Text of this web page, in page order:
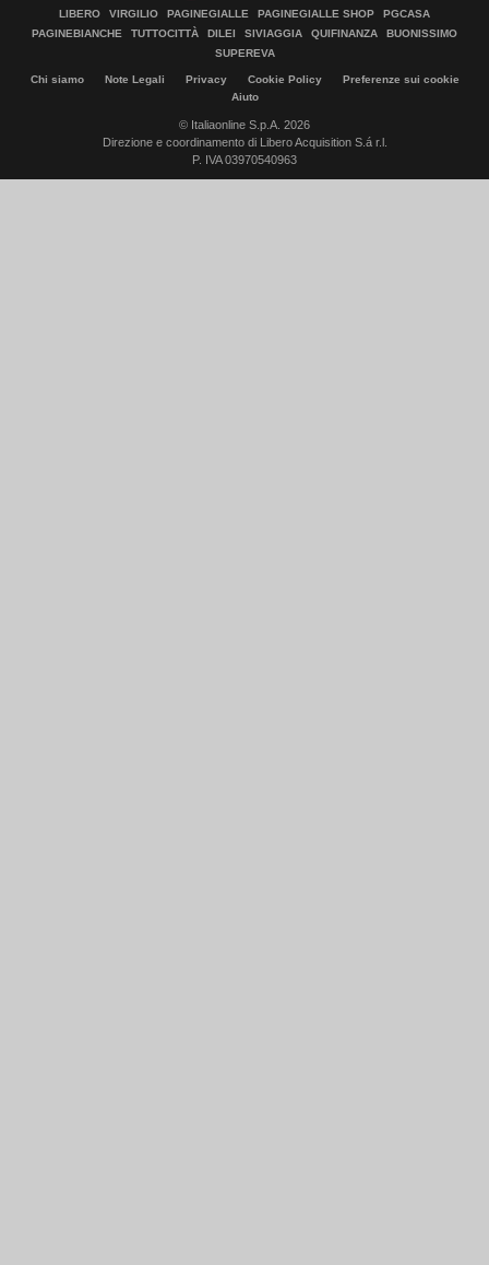
LIBERO VIRGILIO PAGINEGIALLE PAGINEGIALLE SHOP
PGCASA
PAGINEBIANCHE
TUTTOCITTÀ DILEI SIVIAGGIA QUIFINANZA
BUONISSIMO
SUPEREVA
Chi siamo Note Legali Privacy Cookie Policy
Preferenze sui cookie
Aiuto
© Italiaonline S.p.A. 2026
Direzione e coordinamento di Libero Acquisition S.á r.l.
P. IVA 03970540963